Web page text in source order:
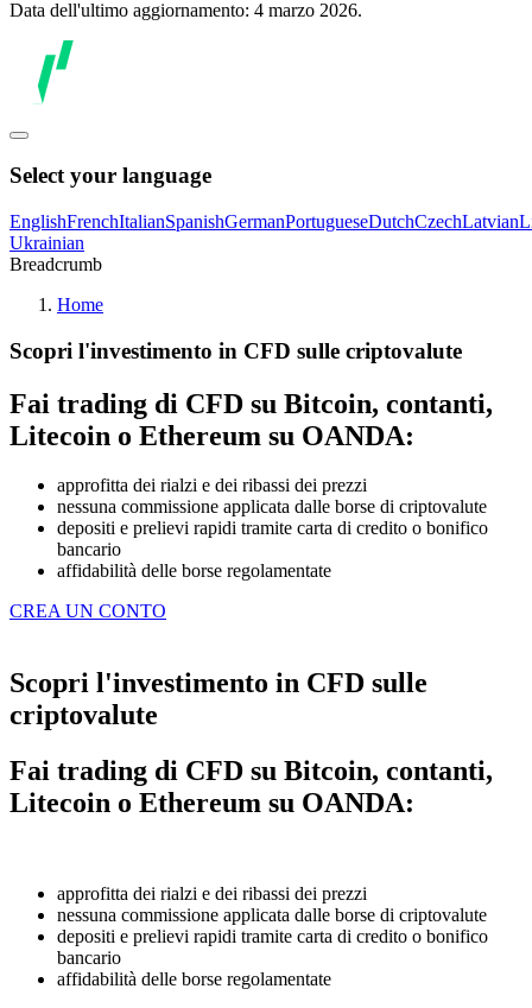
Data dell'ultimo aggiornamento: 4 marzo 2026.
Select your language
EnglishFrenchItalianSpanishGermanPortugueseDutchCzechLatvian
Ukrainian
Breadcrumb
Home
Scopri l'investimento in CFD sulle criptovalute
Fai trading di CFD su Bitcoin, contanti,
Litecoin o Ethereum su OANDA:
approfitta dei rialzi e dei ribassi dei prezzi
nessuna commissione applicata dalle borse di criptovalute
depositi e prelievi rapidi tramite carta di credito o bonifico
bancario
affidabilità delle borse regolamentate
CREA UN CONTO
Scopri l'investimento in CFD sulle
criptovalute
Fai trading di CFD su Bitcoin, contanti,
Litecoin o Ethereum su OANDA:
approfitta dei rialzi e dei ribassi dei prezzi
nessuna commissione applicata dalle borse di criptovalute
depositi e prelievi rapidi tramite carta di credito o bonifico
bancario
affidabilità delle borse regolamentate